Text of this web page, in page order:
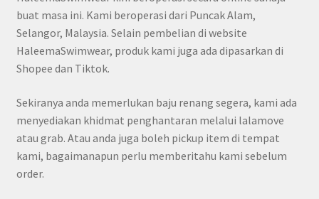
buat masa ini. Kami beroperasi dari Puncak Alam,
Selangor, Malaysia. Selain pembelian di website
HaleemaSwimwear, produk kami juga ada dipasarkan di
Shopee dan Tiktok.
Sekiranya anda memerlukan baju renang segera, kami ada
menyediakan khidmat penghantaran melalui lalamove
atau grab. Atau anda juga boleh pickup item di tempat
kami, bagaimanapun perlu memberitahu kami sebelum
order.